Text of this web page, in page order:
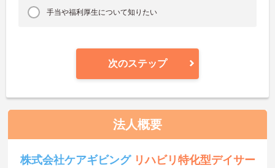
手当や福利厚生について知りたい
次のステップ
法人概要
株式会社ケアギビング リハビリ特化型デイサー